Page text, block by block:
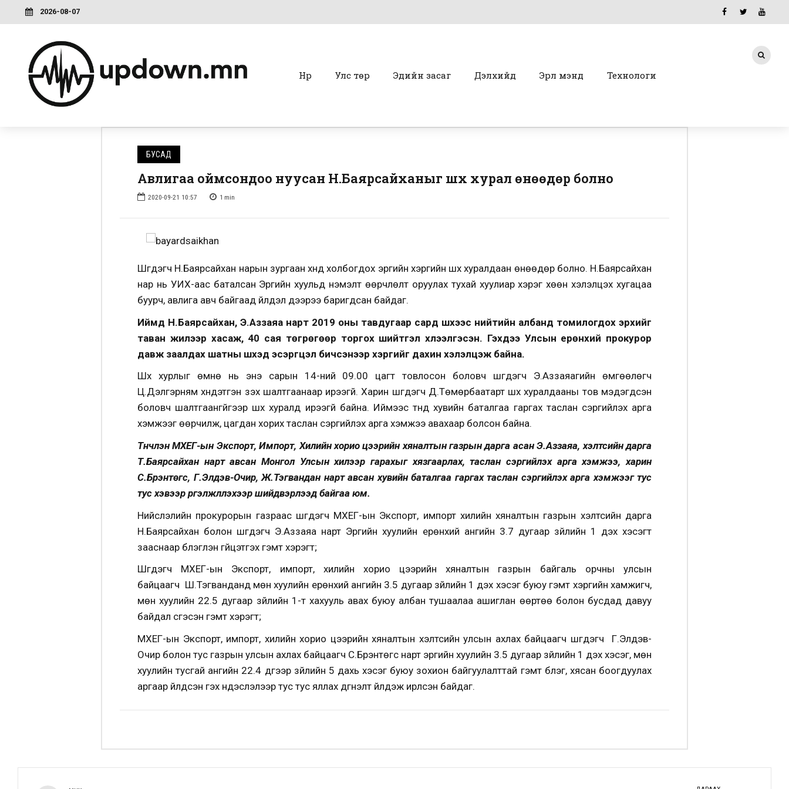
2026-08-07
Нүүр Улс төр Эдийн засаг Дэлхийд Эрүүл мэнд Технологи
БУСАД
Авлигаа оймсондоо нуусан Н.Баярсайханыг шүүх хурал өнөөдөр болно
2020-09-21 10:57 1 min
Шүүгдэгч Н.Баярсайхан нарын зургаан хүнд холбогдох эрүүгийн хэргийн шүүх хуралдаан өнөөдөр болно. Н.Баярсайхан
нар нь УИХ-аас баталсан Эрүүгийн хуульд нэмэлт өөрчлөлт оруулах тухай хуулиар хэрэг хөөн хэлэлцэх хугацаа
буурч, авлига авч байгаад үйлдэл дээрээ баригдсан байдаг.
Иймд Н.Баярсайхан, Э.Аззаяа нарт 2019 оны тавдугаар сард шүүхээс нийтийн албанд томилогдох эрхийг
таван жилээр хасаж, 40 сая төгрөгөөр торгох шийтгэл хүлээлгэсэн. Гэхдээ Улсын ерөнхий прокурор
давж заалдах шатны шүүхэд эсэргүүцэл бичсэнээр хэргийг дахин хэлэлцэж байна.
Шүүх хурлыг өмнө нь энэ сарын 14-ний 09.00 цагт товлосон боловч шүүгдэгч Э.Аззаяагийн өмгөөлөгч
Ц.Дэлгэрням хүндэтгэн үзэх шалтгаанаар ирээгүй. Харин шүүгдэгч Д.Төмөрбаатарт шүүх хуралдааны тов мэдэгдсэн
боловч шалтгаангүйгээр шүүх хуралд ирээгүй байна. Иймээс түүнд хувийн баталгаа гаргах таслан сэргийлэх арга
хэмжээг өөрчилж, цагдан хорих таслан сэргийлэх арга хэмжээ авахаар болсон байна.
Түүнчлэн МХЕГ-ын Экспорт, Импорт, Хилийн хорио цээрийн хяналтын газрын дарга асан Э.Аззаяа, хэлтсийн дарга
Т.Баярсайхан нарт авсан Монгол Улсын хилээр гарахыг хязгаарлах, таслан сэргийлэх арга хэмжээ, харин
С.Бүрэнтөгс, Г.Элдэв-Очир, Ж.Тэгвандан нарт авсан хувийн баталгаа гаргах таслан сэргийлэх арга хэмжээг тус
тус хэвээр үргэлжлүүлэхээр шийдвэрлээд байгаа юм.
Нийслэлийн прокурорын газраас шүүгдэгч МХЕГ-ын Экспорт, импорт хилийн хяналтын газрын хэлтсийн дарга
Н.Баярсайхан болон шүүгдэгч Э.Аззаяа нарт Эрүүгийн хуулийн ерөнхий ангийн 3.7 дугаар зүйлийн 1 дэх хэсэгт
зааснаар бүлэглэн гүйцэтгэх гэмт хэрэгт;
Шүүгдэгч МХЕГ-ын Экспорт, импорт, хилийн хорио цээрийн хяналтын газрын байгаль орчны улсын
байцаагч Ш.Тэгванданд мөн хуулийн ерөнхий ангийн 3.5 дугаар зүйлийн 1 дэх хэсэг буюу гэмт хэргийн хамжигч,
мөн хуулийн 22.5 дугаар зүйлийн 1-т хахууль авах буюу албан тушаалаа ашиглан өөртөө болон бусдад давуу
байдал үүсгэсэн гэмт хэрэгт;
МХЕГ-ын Экспорт, импорт, хилийн хорио цээрийн хяналтын хэлтсийн улсын ахлах байцаагч шүүгдэгч Г.Элдэв-
Очир болон тус газрын улсын ахлах байцаагч С.Бүрэнтөгс нарт эрүүгийн хуулийн 3.5 дугаар зүйлийн 1 дэх хэсэг, мөн
хуулийн тусгай ангийн 22.4 дүгээр зүйлийн 5 дахь хэсэг буюу зохион байгуулалттай гэмт бүлэг, хясан боогдуулах
аргаар үйлдсэн гэх үндэслэлээр тус тус яллах дүгнэлт үйлдэж ирүүлсэн байдаг.